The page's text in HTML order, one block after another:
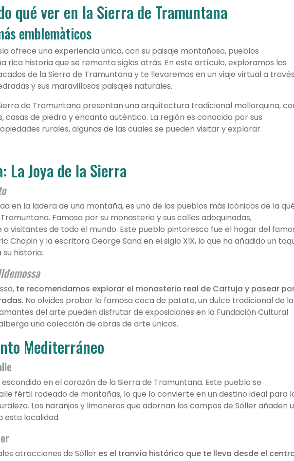
qué ver en la Sierra de Tramuntana
emblemàticos
ofrece una experiencia única, con su paisaje montañoso, pueblos
rica historia que se remonta siglos atrás. En este artículo, exploramos los
de la Sierra de Tramuntana y te llevaremos en un viaje virtual a través
y sus maravillosos paisajes naturales.
de Tramuntana presentan una arquitectura tradicional mallorquina,
casas de piedra y encanto auténtico. La región es conocida por sus
rurales, algunas de las cuales se pueden visitar y explorar.
La Joya de la Sierra
en la ladera de una montaña, es uno de los pueblos más icónicos de la
Famosa por su monasterio y sus calles adoquinadas,
visitantes de todo el mundo. Este pueblo pintoresco fue el hogar del
Chopin y la escritora George Sand en el siglo XIX, lo que ha añadido un
historia.
te recomendamos explorar el monasterio real de Cartuja y pasear
. No olvides probar la famosa coca de patata, un dulce tradicional de la
del arte pueden disfrutar de exposiciones en la Fundación Cultural
una colección de obras de arte únicas.
Mediterráneo
en el corazón de la Sierra de Tramuntana. Este pueblo se
fértil rodeado de montañas, lo que lo convierte en un destino ideal para
Los naranjos y limoneros que adornan los campos de Sóller añaden
esta localidad.
atracciones de Sóller es el tranvía histórico que te lleva desde el